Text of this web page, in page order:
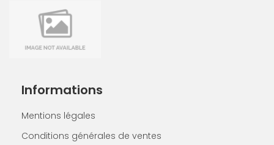
Informations
Mentions légales
Conditions générales de ventes